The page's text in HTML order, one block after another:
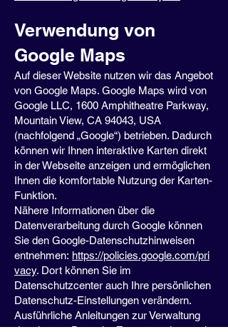
Verwendung von
Google Maps
Auf dieser Website nutzen wir das Angebot
von Google Maps. Google Maps wird von
Google LLC, 1600 Amphitheatre Parkway,
Mountain View, CA 94043, USA
(nachfolgend „Google“) betrieben. Dadurch
können wir Ihnen interaktive Karten direkt
in der Webseite anzeigen und ermöglichen
Ihnen die komfortable Nutzung der Karten-
Funktion.
Nähere Informationen über die
Datenverarbeitung durch Google können
Sie den Google-Datenschutzhinweisen
entnehmen: https://policies.google.com/pri
vacy. Dort können Sie im
Datenschutzcenter auch Ihre persönlichen
Datenschutz-Einstellungen verändern.
Ausführliche Anleitungen zur Verwaltung